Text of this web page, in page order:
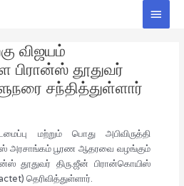
Main
விஜயம்
தூதுவர்
சந்தித்துள்ளார்
மற்றும் பொது அபிவிருத்தி
அரசாங்கம் பூரண ஆதரவை வழங்கும்
தூதுவர் திரு.ஜீன் பிரான்கொயிஸ்
தெரிவித்துள்ளார்.